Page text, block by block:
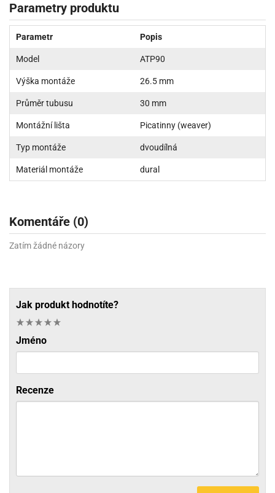
Parametry produktu
Parametr Popis
Model ATP90
Výška montáže 26.5 mm
Průměr tubusu 30 mm
Montážní lišta Picatinny (weaver)
Typ montáže dvoudílná
Materiál montáže dural
Komentáře (0)
Zatím žádné názory
Jak produkt hodnotíte?
Jméno
Recenze